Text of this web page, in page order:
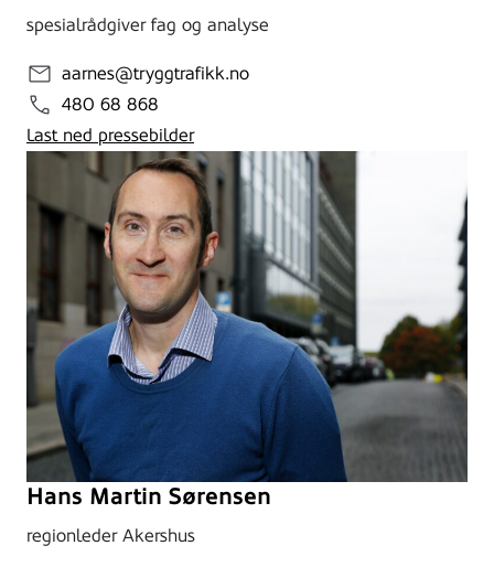
spesialrådgiver fag og analyse
aarnes@tryggtrafikk.no
480 68 868
Last ned pressebilder
Hans Martin Sørensen
regionleder Akershus